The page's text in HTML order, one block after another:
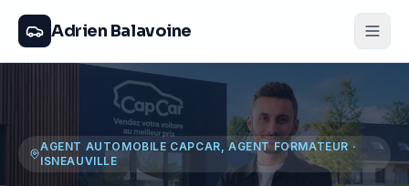
Adrien Balavoine
AGENT AUTOMOBILE CAPCAR, AGENT FORMATEUR ·
ISNEAUVILLE